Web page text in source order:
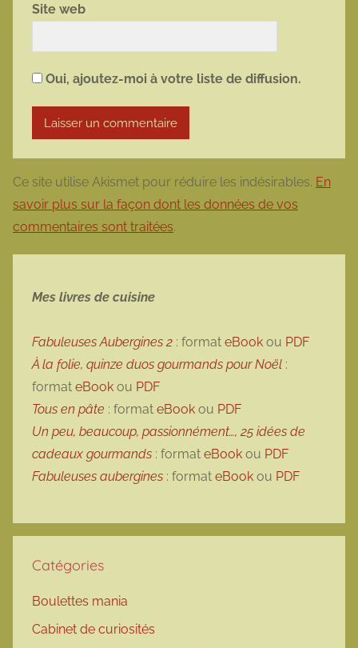
Site web
Oui, ajoutez-moi à votre liste de diffusion.
Ce site utilise Akismet pour réduire les indésirables. En
savoir plus sur la façon dont les données de vos
commentaires sont traitées.
Mes livres de cuisine
Fabuleuses Aubergines 2 : format eBook ou PDF
À la folie, quinze duos gourmands pour Noël :
format eBook ou PDF
Tous en pâte : format eBook ou PDF
Un peu, beaucoup, passionnément…, 25 idées de
cadeaux gourmands : format eBook ou PDF
Fabuleuses aubergines : format eBook ou PDF
Catégories
Boulettes mania
Cabinet de curiosités